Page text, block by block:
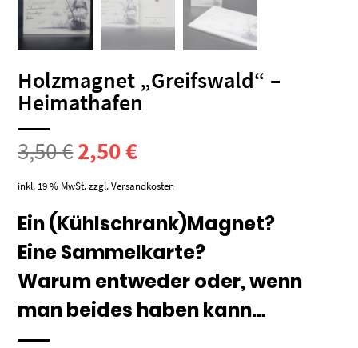
Holzmagnet „Greifswald“ –
Heimathafen
3,50€Ursprünglicher
Preis
war:
3,50 €
2,50€Aktueller
Preis
ist:
2,50 €.
inkl. 19 % MwSt. zzgl.Versandkosten
Ein (Kühlschrank)Magnet?
Eine Sammelkarte?
Warum entweder oder, wenn
man beides haben kann…